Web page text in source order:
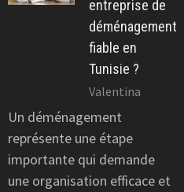
entreprise de
déménagement
fiable en
Tunisie ?
Valentina
Un déménagement
représente une étape
importante qui demande
une organisation efficace et